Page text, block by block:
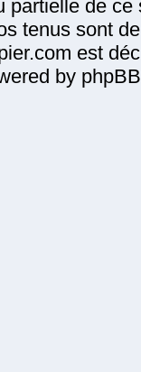
partielle de
tenus sont
est
by